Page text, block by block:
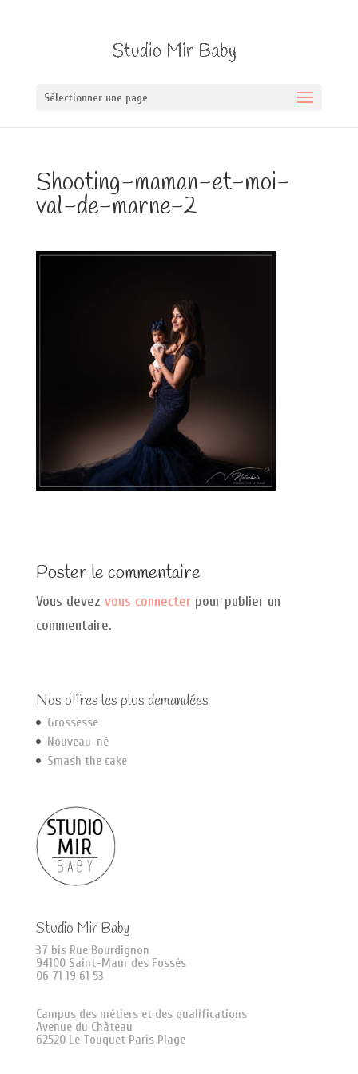
Sélectionner une page
Shooting-maman-et-moi-
val-de-marne-2
Poster le commentaire
Vous devez vous connecterpour publier un
commentaire.
Nos offres les plus demandées
Grossesse
Nouveau-né
Smash the cake
Studio Mir Baby
37 bis Rue Bourdignon
94100 Saint-Maur des Fossés
06 71 19 61 53
Campus des métiers et des qualifications
Avenue du Château
62520 Le Touquet Paris Plage